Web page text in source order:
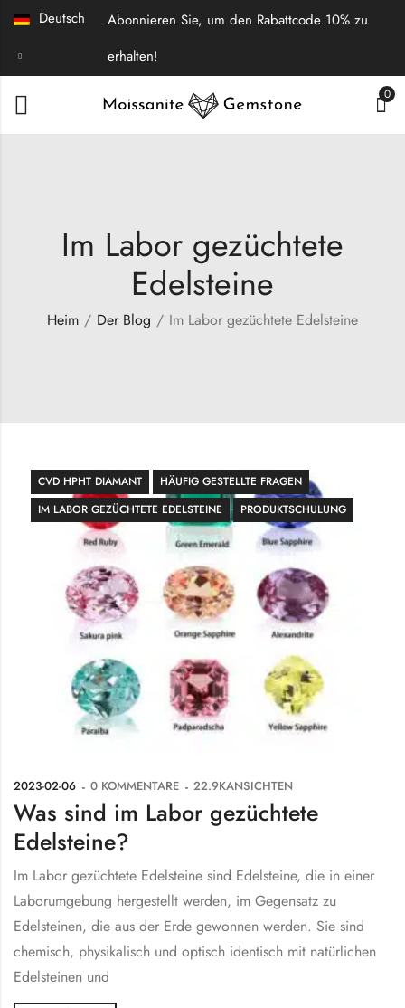
Deutsch
Abonnieren Sie, um den Rabattcode 10% zu
erhalten!
0
Im Labor gezüchtete
Edelsteine
Heim Der Blog Im Labor gezüchtete Edelsteine
CVD HPHT DIAMANT
HÄUFIG GESTELLTE FRAGEN
IM LABOR GEZÜCHTETE EDELSTEINE
PRODUKTSCHULUNG
2023-02-06 0 KOMMENTARE 22.9KANSICHTEN
Was sind im Labor gezüchtete
Edelsteine?
Im Labor gezüchtete Edelsteine sind Edelsteine, die in einer
Laborumgebung hergestellt werden, im Gegensatz zu
Edelsteinen, die aus der Erde gewonnen werden. Sie sind
chemisch, physikalisch und optisch identisch mit natürlichen
Edelsteinen und